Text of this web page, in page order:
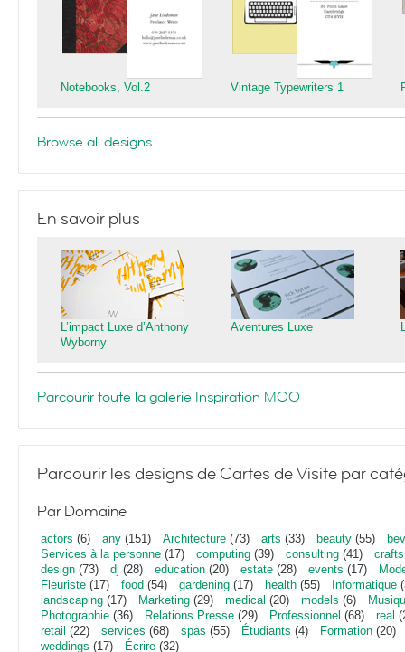
Notebooks, Vol.2 Vintage Typewriters 1
Browse all designs
En savoir plus
L’impact Luxe d’Anthony
Wyborny
Aventures Luxe
Parcourir toute la galerie Inspiration MOO
Parcourir les designs de Cartes de Visite par
Par Domaine
actors (6) any (151) Architecture (73) arts (33) beauty (55)
Services à la personne (17) computing (39) consulting (41) crafts
design (73) dj (28) education (20) estate (28) events (17)
Fleuriste (17) food (54) gardening (17) health (55) Informatique
landscaping (17) Marketing (29) medical (20) models (6)
Photographie (36) Relations Presse (29) Professionnel (68) real
retail (22) services (68) spas (55) Étudiants (4) Formation (20)
weddings (17) Écrire (32)